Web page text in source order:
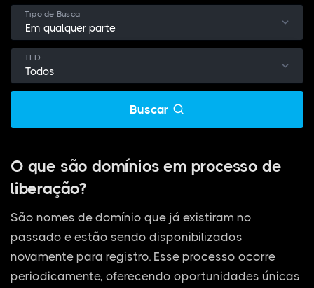
Tipo de Busca
TLD
Buscar
O que são domínios em processo de
liberação?
São nomes de domínio que já existiram no
passado e estão sendo disponibilizados
novamente para registro. Esse processo ocorre
periodicamente, oferecendo oportunidades únicas